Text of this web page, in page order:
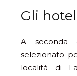
Gli
A seconda
selezionato
località di